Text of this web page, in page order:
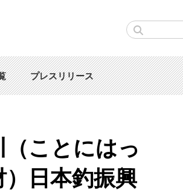
プレスリリース
（ことにはっ
日本釣振興